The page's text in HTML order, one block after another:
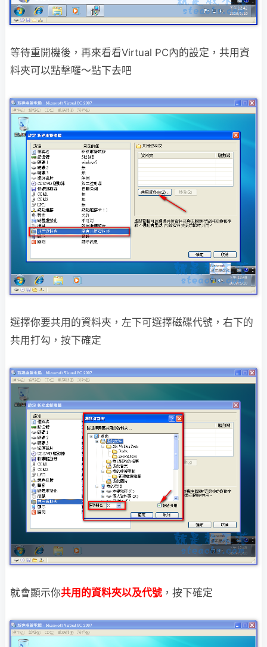
等待重開機後，再來看看Virtual PC內的設定， 共用資
料夾可以點擊囉～點下去吧
選擇你要共用的資料夾，左下可選擇磁碟代號，右下的
共用打勾，按下確定
就會顯示你共用的資料夾以及代號 ，按下確定